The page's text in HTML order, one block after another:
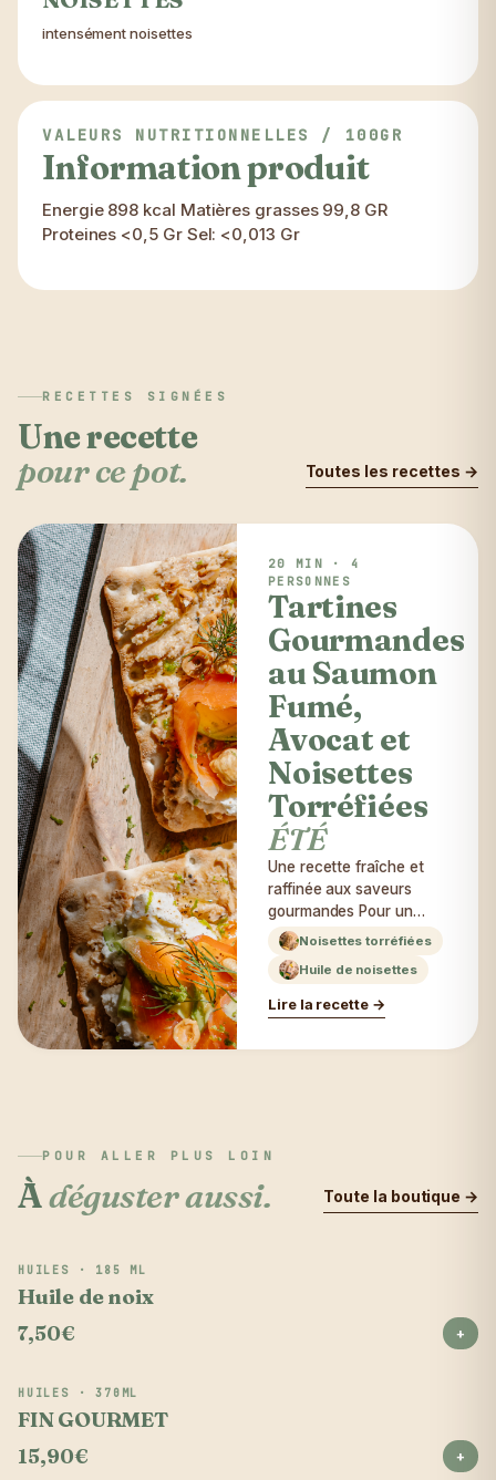
intensément noisettes
VALEURS NUTRITIONNELLES / 100GR
Information produit
Energie 898 kcal Matières grasses 99,8 GR
Proteines <0,5 Gr Sel: <0,013 Gr
RECETTES SIGNÉES
Une recette
pour ce pot.
Toutes les recettes →
20 MIN · 4
PERSONNES
Tartines
Gourmandes
au Saumon
Fumé,
Avocat et
Noisettes
Torréfiées
ÉTÉ
Une recette fraîche et
raffinée aux saveurs
gourmandes Pour un
déjeuner léger, un
brunch convivial ou une
entrée élégante, ces
tartines associent la
douceur de l'avocat, le
délicatement parfumée
bouchée. Informations
torréfiées Quelques brins
Noisettes torréfiées
Huile de noisettes
Lire la recette →
POUR ALLER PLUS LOIN
Àdéguster aussi. Toute la boutique →
Indispensable
HUILES · 185 ML
Huile de noix
7,50€ +
LE COMBO GOURMAND
HUILES · 370ML
FIN GOURMET
15,90€ +